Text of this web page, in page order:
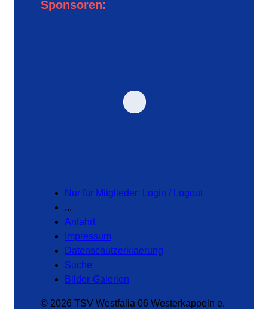
Sponsoren:
Nur für Mitglieder: Login / Logout
...
Anfahrt
Impressum
Datenschutzerklaerung
Suche
Bilder-Galerien
© 2026 TSV Westfalia 06 Westerkappeln e.